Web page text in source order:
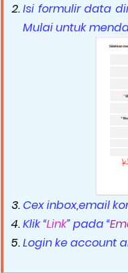
Isi formulir data
Mulai untuk
Cex inbox,email
Klik “Link” pada “
Login ke account